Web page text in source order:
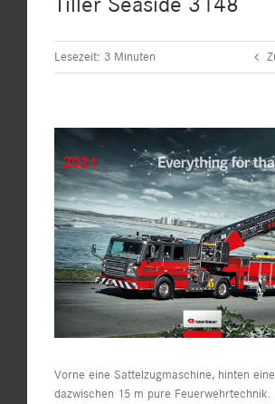
Lesezeit: 3 Minuten
grösseres
Bild
Vorne eine Sattelzugmaschine, hinten
dazwischen 15 m pure